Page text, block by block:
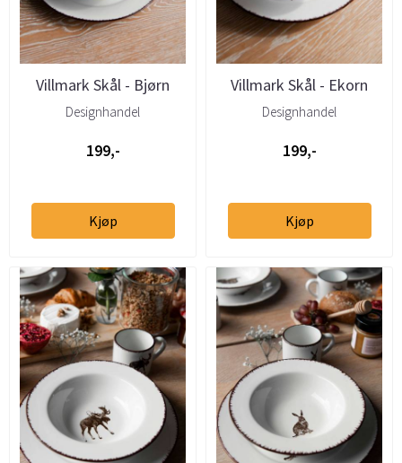
Villmark Skål - Bjørn
22cm
Designhandel
199,-
Kjøp
Villmark Skål - Ekorn
22cm
Designhandel
199,-
Kjøp